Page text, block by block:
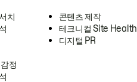
치
정
콘텐츠 제작
테크니컬 Site Health
디지털 PR